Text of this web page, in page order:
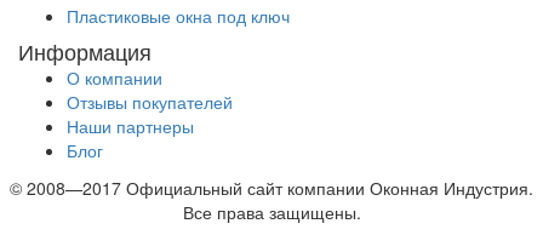
Пластиковые окна под ключ
Информация
О компании
Отзывы покупателей
Наши партнеры
Блог
© 2008—2017 Официальный сайт компании Оконная Индустрия.
Все права защищены.